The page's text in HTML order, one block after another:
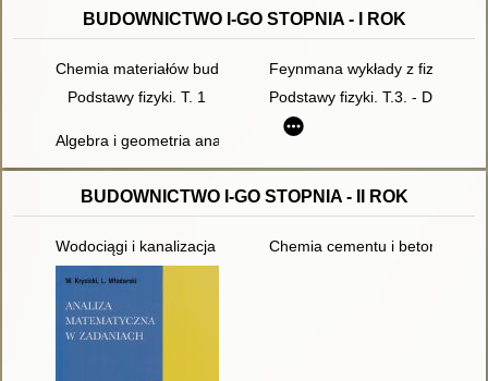
BUDOWNICTWO I-GO STOPNIA - I ROK
Chemia materiałów budowlanychFeynmana wykłady z fizyki.
Podstawy fizyki. T. 1
Podstawy fizyki. T.3. - Dodr.2
Algebra i geometria analityczna : przykłady i zadania
BUDOWNICTWO I-GO STOPNIA - II ROK
Wodociągi i kanalizacja : podręcznik dla technikum. Cz. 2,
Chemia cementu i betonu